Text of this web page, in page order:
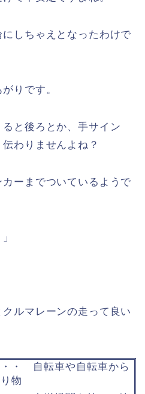
しちゃえとなったわけで
りです。
と後ろとか、手サイン
伝わりませんよね？
ーまでついているようで
」
ルマレーンの走って良い
・ 自転車や自転車から
物